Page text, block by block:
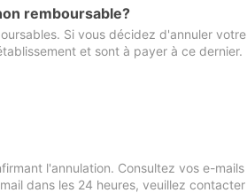
remboursable?
Si vous décidez d'annuler votre
et sont à payer à ce dernier.
l'annulation. Consultez vos e-mails
dans les 24 heures, veuillez contacter